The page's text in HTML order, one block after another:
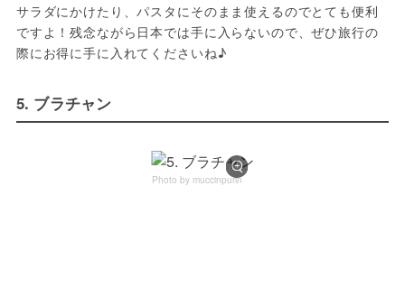
サラダにかけたり、パスタにそのまま使えるのでとても便利
ですよ！残念ながら日本では手に入らないので、ぜひ旅行の
際にお得に手に入れてくださいね♪
5. ブラチャン
Photo by muccinpurin